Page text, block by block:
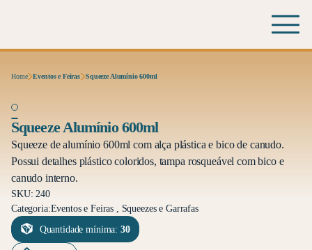
Home Eventos e Feiras Squeeze Alumínio 600ml
Squeeze Alumínio 600ml
Squeeze de alumínio 600ml com alça plástica e bico de canudo.
Possui detalhes plástico coloridos, tampa rosqueável com bico e
canudo interno.
SKU: 240
Categoria:Eventos e Feiras , Squeezes e Garrafas
Quantidade mínima: 30